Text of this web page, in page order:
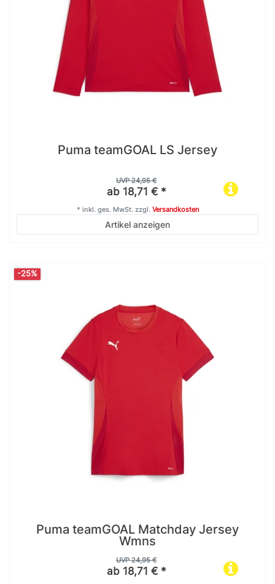
Puma teamGOAL LS Jersey
UVP 24,95 €
ab 18,71 € *
Artikel anzeigen
* inkl. ges. MwSt.zzgl. Versandkosten
-25%
Puma teamGOAL Matchday Jersey
Wmns
UVP 24,95 €
ab 18,71 € *